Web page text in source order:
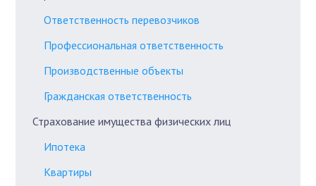
Ответственность перевозчиков
Профессиональная ответственность
Производственные объекты
Гражданская ответственность
Страхование имущества физических лиц
Ипотека
Квартиры